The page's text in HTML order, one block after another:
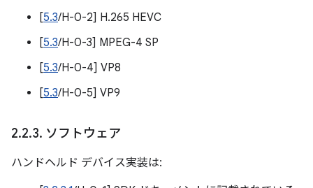
[5.3/H-0-2] H.265 HEVC
[5.3/H-0-3] MPEG-4 SP
[5.3/H-0-4] VP8
[5.3/H-0-5] VP9
2.2.3. ソフトウェア
ハンドヘルド デバイス実装は: